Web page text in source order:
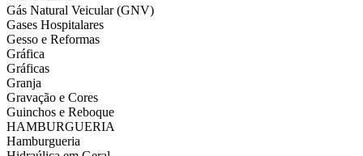
Gás Natural Veicular (GNV)
Gases Hospitalares
Gesso e Reformas
Gráfica
Gráficas
Granja
Gravação e Cores
Guinchos e Reboque
HAMBURGUERIA
Hamburgueria